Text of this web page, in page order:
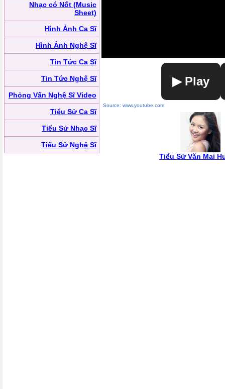
Nhạc có Nốt (Music
Sheet)
Hình Ảnh Ca Sĩ
Hình Ảnh Nghệ Sĩ
Tin Tức Ca Sĩ
Tin Tức Nghệ Sĩ
Phỏng Vấn Nghệ Sĩ Video
Tiểu Sử Ca Sĩ
Tiểu Sử Nhạc Sĩ
Tiểu Sử Nghệ Sĩ
▶ Play
Source: www.youtube.com
Tiểu Sử Văn Mai